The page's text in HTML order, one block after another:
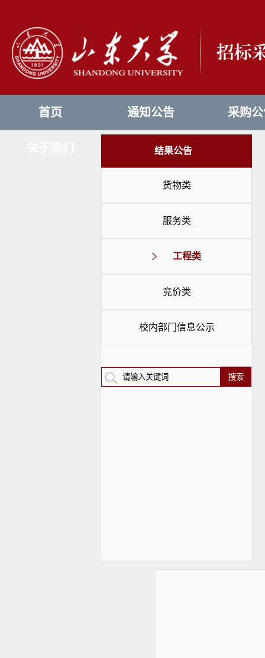
首页 通知公告 采购
结果公告
货物类
服务类
工程类
竞价类
校内部门信息公示